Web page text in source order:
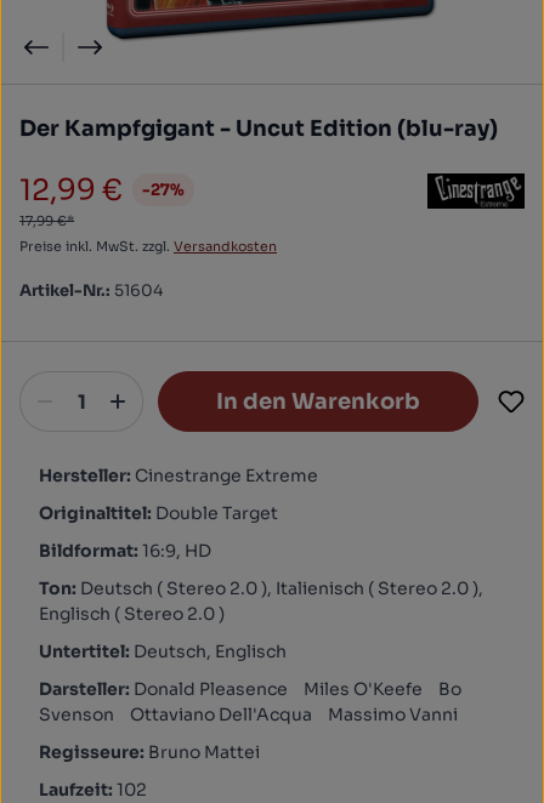
Der Kampfgigant - Uncut Edition (blu-ray)
Verkaufspreis:
12,99 € -27%
17,99 €*
Preise inkl. MwSt. zzgl. Versandkosten
Artikel-Nr.: 51604
In den Warenkorb
Hersteller: Cinestrange Extreme
Originaltitel: Double Target
Bildformat: 16:9, HD
Ton: Deutsch ( Stereo 2.0 ), Italienisch ( Stereo 2.0 ),
Englisch ( Stereo 2.0 )
Untertitel: Deutsch, Englisch
Darsteller: Donald Pleasence Miles O'Keefe Bo
Svenson Ottaviano Dell'Acqua Massimo Vanni
Regisseure: Bruno Mattei
Laufzeit: 102